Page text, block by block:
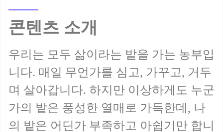
콘텐츠 소개
우리는 모두 삶이라는 밭을 가는 농부입
니다. 매일 무언가를 심고, 가꾸고, 거두
며 살아갑니다. 하지만 이상하게도 누군
가의 밭은 풍성한 열매로 가득한데, 나
의 밭은 어딘가 부족하고 아쉽기만 합니